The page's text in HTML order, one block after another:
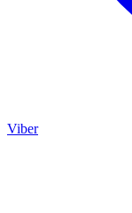
Viber